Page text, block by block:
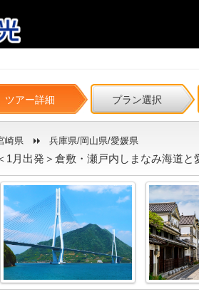
ツアー詳細 プラン選択
崎県 兵庫県/岡山県/愛媛県
1月出発＞倉敷・瀬戸内しまなみ海道